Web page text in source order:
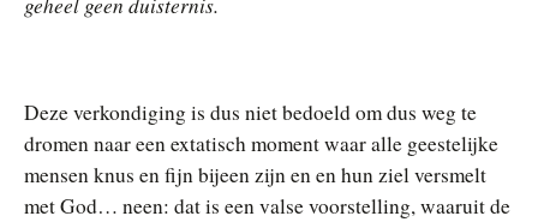
Deze verkondiging is dus niet bedoeld om dus weg te
dromen naar een extatisch moment waar alle geestelijke
mensen knus en fijn bijeen zijn en en hun ziel versmelt
met God… neen: dat is een valse voorstelling, waaruit de